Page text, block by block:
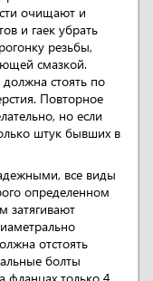
очищают и
и гаек убрать
резьбы,
смазкой.
стоять по
Повторное
но если
штук бывших в
все виды
определенном
затягивают
отстоять
болты